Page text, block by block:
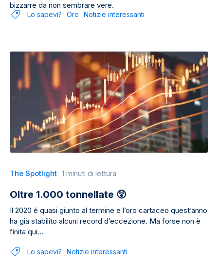
bizzarre da non sembrare vere.
Lo sapevi? Oro Notizie interessanti
The Spotlight 1 minuti di lettura
Oltre 1.000 tonnellate 😲
Il 2020 è quasi giunto al termine e l’oro cartaceo quest’anno
ha già stabilito alcuni record d’eccezione. Ma forse non è
finita qui…
Lo sapevi? Notizie interessanti